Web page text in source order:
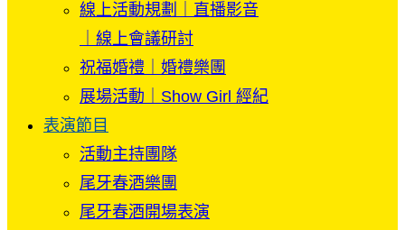
線上活動規劃｜直播影音
｜線上會議研討
祝福婚禮｜婚禮樂團
展場活動｜Show Girl 經紀
表演節目
活動主持團隊
尾牙春酒樂團
尾牙春酒開場表演